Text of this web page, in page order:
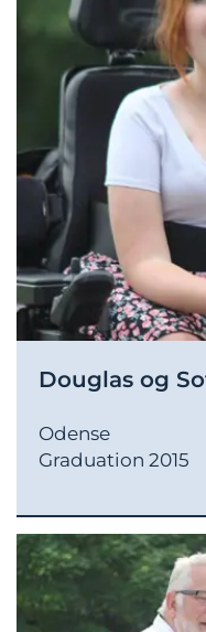
Douglas og
Odense
Graduation 2015